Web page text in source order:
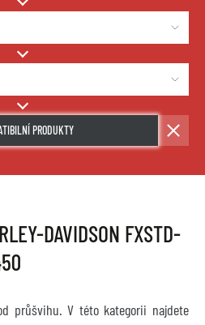
PRODUKTY
DAVIDSON FXSTD-
průšvihu. V této kategorii najdete